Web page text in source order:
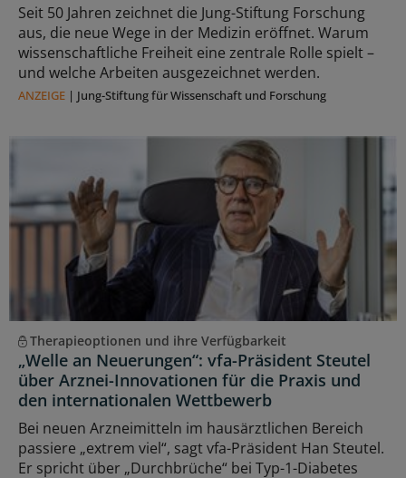
Seit 50 Jahren zeichnet die Jung-Stiftung Forschung
aus, die neue Wege in der Medizin eröffnet. Warum
wissenschaftliche Freiheit eine zentrale Rolle spielt –
und welche Arbeiten ausgezeichnet werden.
ANZEIGE | Jung-Stiftung für Wissenschaft und Forschung
Therapieoptionen und ihre Verfügbarkeit
„Welle an Neuerungen“: vfa-Präsident Steutel
über Arznei-Innovationen für die Praxis und
den internationalen Wettbewerb
Bei neuen Arzneimitteln im hausärztlichen Bereich
passiere „extrem viel“, sagt vfa-Präsident Han Steutel.
Er spricht über „Durchbrüche“ bei Typ-1-Diabetes